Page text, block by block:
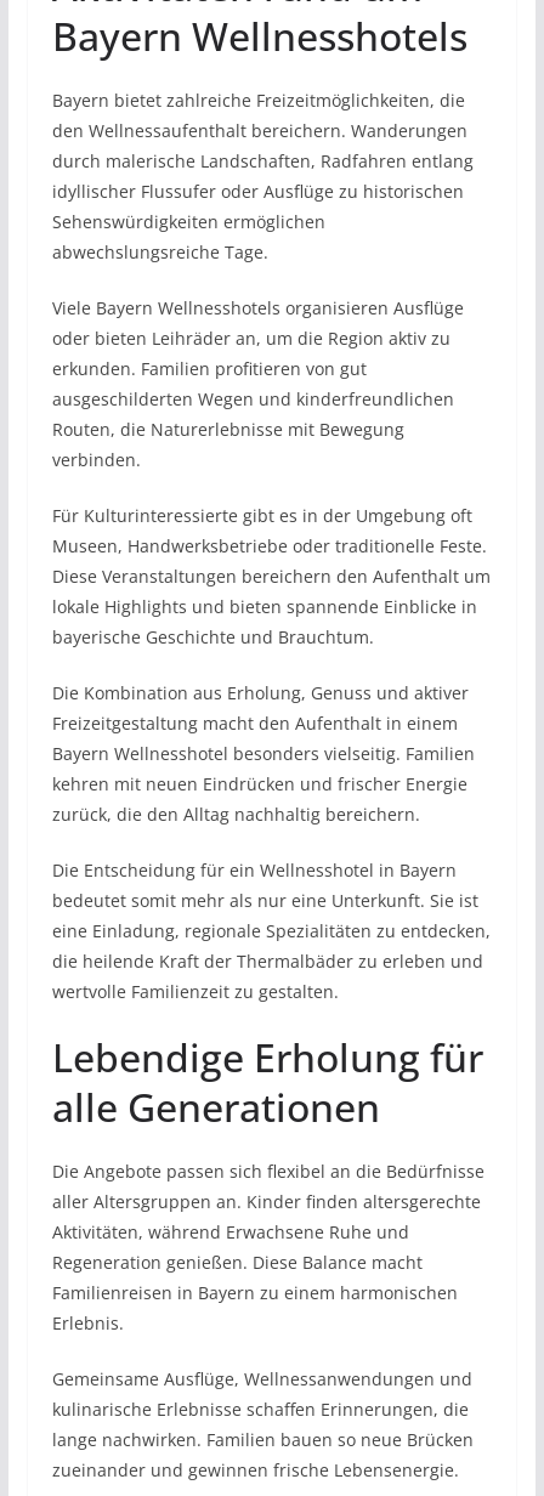
Bayern Wellnesshotels
Bayern bietet zahlreiche Freizeitmöglichkeiten, die
den Wellnessaufenthalt bereichern. Wanderungen
durch malerische Landschaften, Radfahren entlang
idyllischer Flussufer oder Ausflüge zu historischen
Sehenswürdigkeiten ermöglichen
abwechslungsreiche Tage.
Viele Bayern Wellnesshotels organisieren Ausflüge
oder bieten Leihräder an, um die Region aktiv zu
erkunden. Familien profitieren von gut
ausgeschilderten Wegen und kinderfreundlichen
Routen, die Naturerlebnisse mit Bewegung
verbinden.
Für Kulturinteressierte gibt es in der Umgebung oft
Museen, Handwerksbetriebe oder traditionelle Feste.
Diese Veranstaltungen bereichern den Aufenthalt um
lokale Highlights und bieten spannende Einblicke in
bayerische Geschichte und Brauchtum.
Die Kombination aus Erholung, Genuss und aktiver
Freizeitgestaltung macht den Aufenthalt in einem
Bayern Wellnesshotel besonders vielseitig. Familien
kehren mit neuen Eindrücken und frischer Energie
zurück, die den Alltag nachhaltig bereichern.
Die Entscheidung für ein Wellnesshotel in Bayern
bedeutet somit mehr als nur eine Unterkunft. Sie ist
eine Einladung, regionale Spezialitäten zu entdecken,
die heilende Kraft der Thermalbäder zu erleben und
wertvolle Familienzeit zu gestalten.
Lebendige Erholung für
alle Generationen
Die Angebote passen sich flexibel an die Bedürfnisse
aller Altersgruppen an. Kinder finden altersgerechte
Aktivitäten, während Erwachsene Ruhe und
Regeneration genießen. Diese Balance macht
Familienreisen in Bayern zu einem harmonischen
Erlebnis.
Gemeinsame Ausflüge, Wellnessanwendungen und
kulinarische Erlebnisse schaffen Erinnerungen, die
lange nachwirken. Familien bauen so neue Brücken
zueinander und gewinnen frische Lebensenergie.